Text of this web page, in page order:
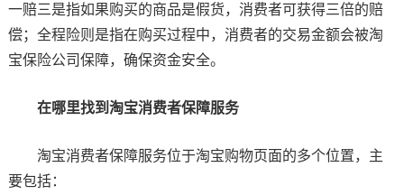
一赔三是指如果购买的商品是假货，消费者可获得三倍的赔
偿；全程险则是指在购买过程中，消费者的交易金额会被淘
宝保险公司保障，确保资金安全。
在哪里找到淘宝消费者保障服务
淘宝消费者保障服务位于淘宝购物页面的多个位置，主
要包括：